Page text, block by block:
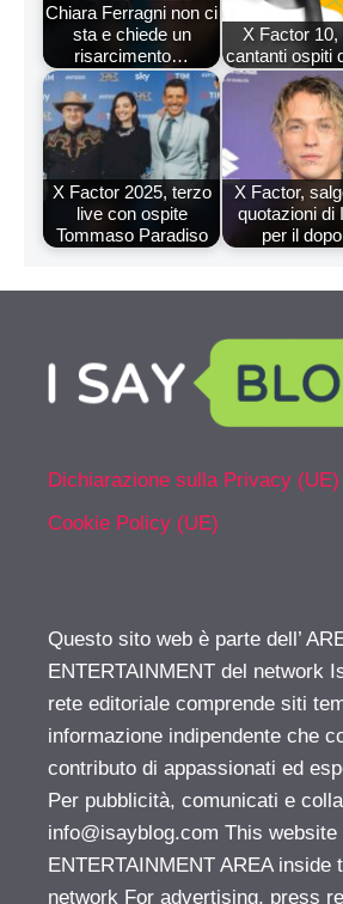
Chiara Ferragni non ci
sta e chiede un
risarcimento…
X Factor 10,
cantanti ospiti
X Factor 2025, terzo
live con ospite
Tommaso Paradiso
X Factor,
quotazioni di
per il
Dichiarazione sulla Privacy (UE)
Cookie Policy (UE)
Questo sito web è parte dell’
ENTERTAINMENT del network
rete editoriale comprende siti
informazione indipendente che
contributo di appassionati ed
Per pubblicità, comunicati e
info@isayblog.com This
ENTERTAINMENT AREA inside
network For advertising, press